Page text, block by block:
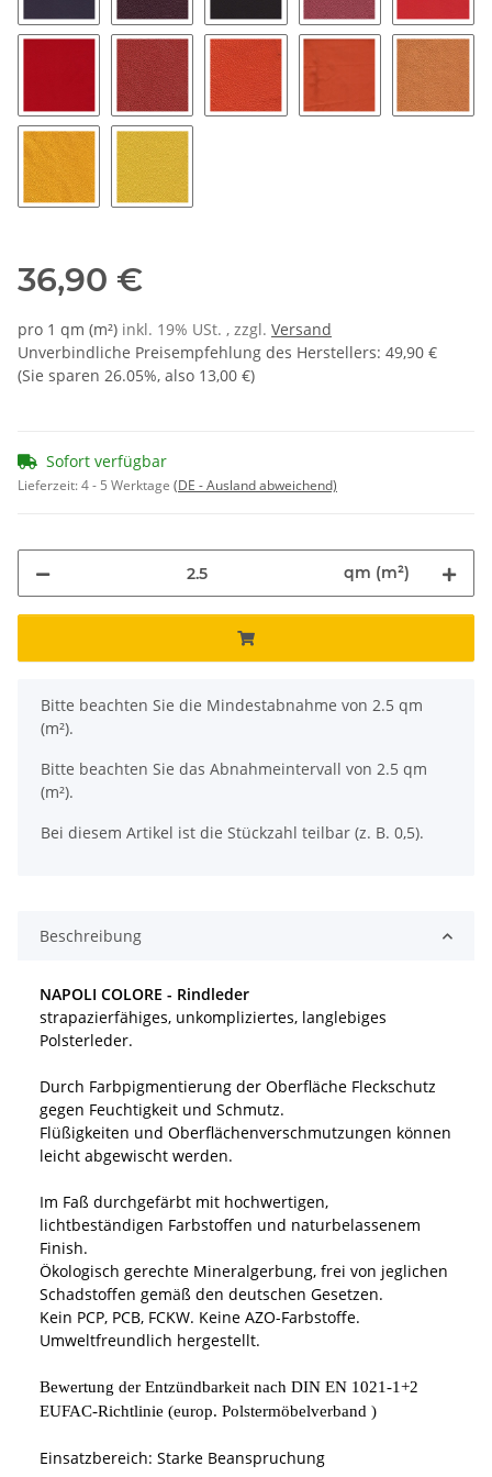
4550 - lila 4600 - beere4650 - purple4700 - himbeere
4750 -
4800 - hellrot 114850 - classicrot
36,90 €
pro 1 qm (m²) inkl. 19% USt. , zzgl. Versand
Unverbindliche Preisempfehlung des Herstellers: 49,90 €
(Sie sparen 26.05%, also 13,00 €)
Sofort verfügbar
Lieferzeit:4 - 5 Werktage (DE - Ausland abweichend)
qm (m²)
x
Bitte beachten Sie die Mindestabnahme von 2.5 qm
(m²).
Bitte beachten Sie das Abnahmeintervall von 2.5 qm
(m²).
Bei diesem Artikel ist die Stückzahl teilbar (z. B. 0,5).
Beschreibung
NAPOLI COLORE - Rindleder
strapazierfähiges, unkompliziertes, langlebiges
Polsterleder.
Durch Farbpigmentierung der Oberfläche Fleckschutz
gegen Feuchtigkeit und Schmutz.
Flüßigkeiten und Oberflächenverschmutzungen können
leicht abgewischt werden.
Im Faß durchgefärbt mit hochwertigen,
lichtbeständigen Farbstoffen und naturbelassenem
Finish.
Ökologisch gerechte Mineralgerbung, frei von jeglichen
Schadstoffen gemäß den deutschen Gesetzen.
Kein PCP, PCB, FCKW. Keine AZO-Farbstoffe.
Umweltfreundlich hergestellt.
Bewertung der Entzündbarkeit nach DIN EN 1021-1+2
EUFAC-Richtlinie (europ. Polstermöbelverband )
Einsatzbereich: Starke Beanspruchung